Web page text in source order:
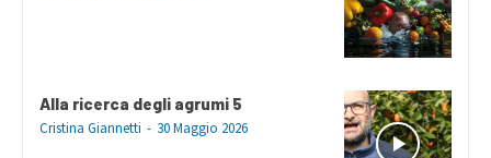
Alla ricerca degli agrumi 5
Cristina Giannetti - 30 Maggio 2026